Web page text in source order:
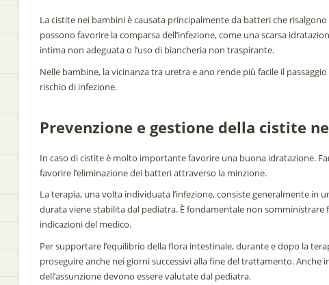
La cistite nei bambini è causata principalmente da batteri che
possono favorire la comparsa dell’infezione, come una scarsa
intima non adeguata o l’uso di biancheria non traspirante.
Nelle bambine, la vicinanza tra uretra e ano rende più facile il
rischio di infezione.
Prevenzione e gestione della cistite
In caso di cistite è molto importante favorire una buona idratazione.
favorire l’eliminazione dei batteri attraverso la minzione.
La terapia, una volta individuata l’infezione, consiste generalmente
durata viene stabilita dal pediatra. È fondamentale non
indicazioni del medico.
Per supportare l’equilibrio della flora intestinale, durante e dopo la
proseguire anche nei giorni successivi alla fine del trattamento. Anche
dell’assunzione devono essere valutate dal pediatra.